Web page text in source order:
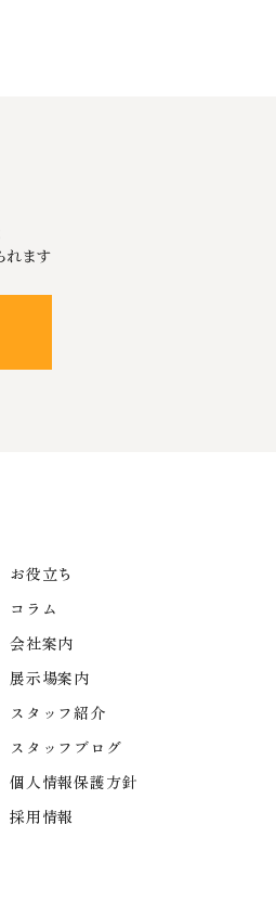
お役立ち
コラム
会社案内
展示場案内
スタッフ紹介
スタッフブログ
個人情報保護方針
採用情報